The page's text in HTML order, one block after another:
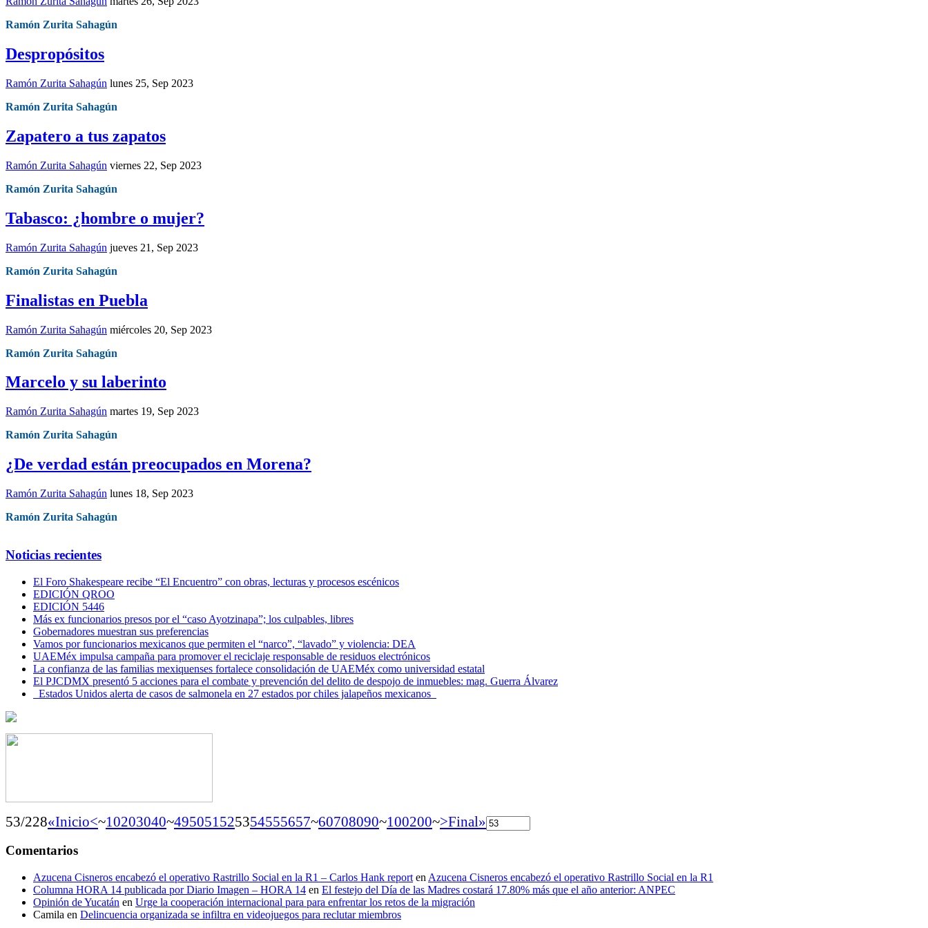
Ramón Zurita Sahagún
Despropósitos
Ramón Zurita Sahagún lunes 25, Sep 2023
Ramón Zurita Sahagún
Zapatero a tus zapatos
Ramón Zurita Sahagún viernes 22, Sep 2023
Ramón Zurita Sahagún
Tabasco: ¿hombre o mujer?
Ramón Zurita Sahagún jueves 21, Sep 2023
Ramón Zurita Sahagún
Finalistas en Puebla
Ramón Zurita Sahagún miércoles 20, Sep 2023
Ramón Zurita Sahagún
Marcelo y su laberinto
Ramón Zurita Sahagún martes 19, Sep 2023
Ramón Zurita Sahagún
¿De verdad están preocupados en Morena?
Ramón Zurita Sahagún lunes 18, Sep 2023
Ramón Zurita Sahagún
Noticias recientes
El Foro Shakespeare recibe “El Encuentro” con obras, lecturas y procesos escénicos
EDICIÓN QROO
EDICIÓN 5446
Más ex funcionarios presos por el “caso Ayotzinapa”; los culpables, libres
Gobernadores muestran sus preferencias
Vamos por funcionarios mexicanos que permiten el “narco”, “lavado” y violencia: DEA
UAEMéx impulsa campaña para promover el reciclaje responsable de residuos electrónicos
La confianza de las familias mexiquenses fortalece consolidación de UAEMéx como universidad estatal
El PJCDMX presentó 5 acciones para el combate y prevención del delito de despojo de inmuebles: mag. Guerra Álvarez
Estados Unidos alerta de casos de salmonela en 27 estados por chiles jalapeños mexicanos
53/228«Inicio<~10203040~495051 525354555657~60708090~100200~>Final»
Comentarios
Azucena Cisneros encabezó el operativo Rastrillo Social en la R1 – Carlos Hank report en Azucena Cisneros encabezó el operativo Rastrillo Social en la R1
Columna HORA 14 publicada por Diario Imagen – HORA 14 en El festejo del Día de las Madres costará 17.80% más que el año anterior: ANPEC
Opinión de Yucatán en Urge la cooperación internacional para para enfrentar los retos de la migración
Camila en Delincuencia organizada se infiltra en videojuegos para reclutar miembros